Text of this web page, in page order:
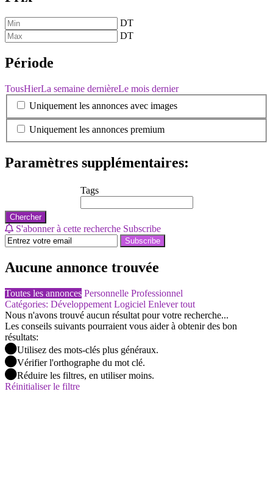
DT
DT
Période
TousHierLa semaine dernièreLe mois dernier
Uniquement les annonces avec images
Uniquement les annonces premium
Paramètres supplémentaires:
Tags
Chercher
S'abonner à cette recherche Subscribe
Subscribe
Aucune annonce trouvée
Toutes les annonces Personnelle Professionnel
Catégories: Développement Logiciel Enlever tout
Nous n'avons trouvé aucun résultat pour votre recherche...
Les conseils suivants pourraient vous aider à obtenir des bon
résultats:
Utilisez des mots-clés plus généraux.
Vérifier l'orthographe du mot clé.
Réduire les filtres, en utiliser moins.
Réinitialiser le filtre